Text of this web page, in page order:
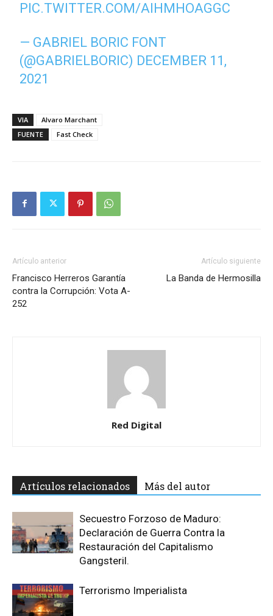
PIC.TWITTER.COM/AIHMHOAGGC
— GABRIEL BORIC FONT
(@GABRIELBORIC) DECEMBER 11,
2021
VIA
Alvaro Marchant
FUENTE
Fast Check
Artículo anterior
Francisco Herreros Garantía
contra la Corrupción: Vota A-
252
Artículo siguiente
La Banda de Hermosilla
Red Digital
Artículos relacionados Más del autor
Secuestro Forzoso de Maduro:
Declaración de Guerra Contra la
Restauración del Capitalismo
Gangsteril.
Terrorismo Imperialista